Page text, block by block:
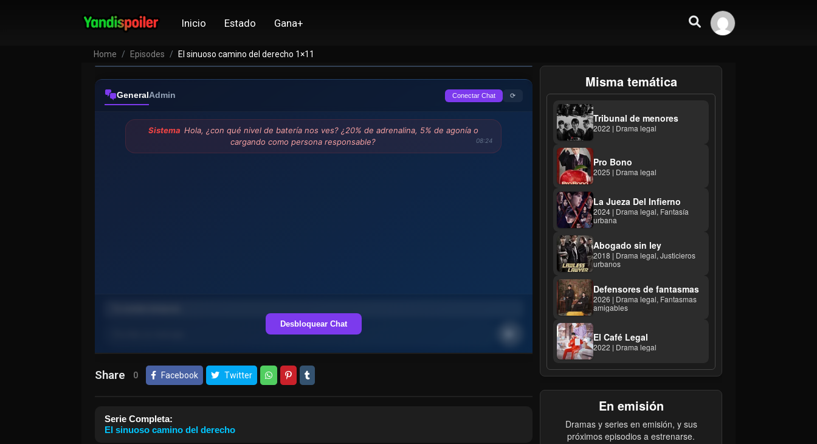
Inicio Estado Gana+
Home Episodes El sinuoso camino del derecho 1×11
GeneralAdmin Conectar Chat ⟳
Sistema Hola, ¿con qué nivel de batería nos ves? ¿20% de adrenalina, 5% de agonía o
cargando como persona responsable?
08:24
Desbloquear Chat
Share 0 Facebook Twitter
Serie Completa:
El sinuoso camino del derecho
Misma temática
Tribunal de menores
2022 | Drama legal
Pro Bono
2025 | Drama legal
La Jueza Del Infierno
2024 | Drama legal, Fantasía
urbana
Abogado sin ley
2018 | Drama legal, Justicieros
urbanos
Defensores de fantasmas
2026 | Drama legal, Fantasmas
amigables
El Café Legal
2022 | Drama legal
En emisión
Dramas y series en emisión, y sus
próximos episodios a estrenarse.